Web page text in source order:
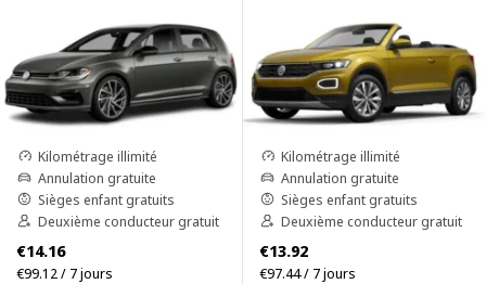
Kilométrage illimité
Annulation gratuite
Sièges enfant gratuits
Deuxième conducteur gratuit
€14.16
€99.12 / 7 jours
Kilométrage illimité
Annulation gratuite
Sièges enfant gratuits
Deuxième conducteur gratuit
€13.92
€97.44 / 7 jours